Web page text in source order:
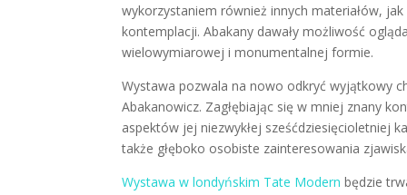
wykorzystaniem również innych materiałów,
kontemplacji. Abakany dawały możliwość
wielowymiarowej i monumentalnej formie.
Wystawa pozwala na nowo odkryć wyjątkowy
Abakanowicz. Zagłębiając się w mniej znany
aspektów jej niezwykłej sześćdziesięcioletniej
także głęboko osobiste zainteresowania
Wystawa w londyńskim Tate Modern będzie